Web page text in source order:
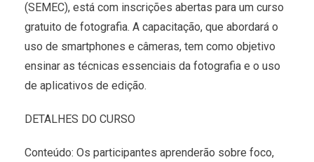
(SEMEC), está com inscrições abertas para um curso
gratuito de fotografia. A capacitação, que abordará o
uso de smartphones e câmeras, tem como objetivo
ensinar as técnicas essenciais da fotografia e o uso
de aplicativos de edição.
DETALHES DO CURSO
Conteúdo: Os participantes aprenderão sobre foco,